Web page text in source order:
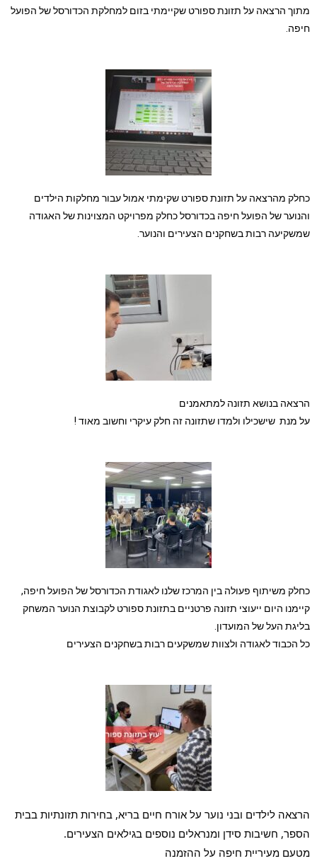
מתוך הרצאה על תזונת ספורט שקיימתי בזום למחלקת הכדורסל של הפועל
חיפה.
כחלק מהרצאה על תזונת ספורט שקימתי אמול עבור מחלקות הילדים
והנוער של הפועל חיפה בכדורסל כחלק מפרויקט המצוינות של האגודה
שמשקיעה רבות בשחקנים הצעירים והנוער.
הרצאה בנושא תזונה למתאמנים
על מנת שישכילו ולמדו שתזונה זה חלק עיקרי וחשוב מאוד !
כחלק משיתוף פעולה בין המרכז שלנו לאגודת הכדורסל של הפועל חיפה,
קיימנו היום ייעוצי תזונה פרטניים בתזונת ספורט לקבוצת הנוער המשחק
בליגת העל של המועדון.
כל הכבוד לאגודה ולצוות שמשקעים רבות בשחקנים הצעירים
הרצאה לילדים ובני נוער על אורח חיים בריא, בחירות תזונתיות בבית
הספר, חשיבות סידן ומנראלים נוספים בגילאים הצעירים.
מטעם מעיריית חיפה על ההזמנה